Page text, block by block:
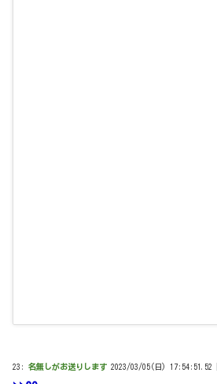
23: 名無しがお送りします 2023/03/05(日) 17:54:51.52